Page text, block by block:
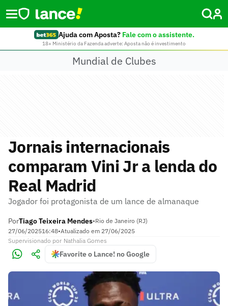
Ajuda com Aposta? Fale com o assistente.
18+ Ministério da Fazenda adverte: Aposta não é investimento
Mundial de Clubes
Jornais internacionais
comparam Vini Jr a lenda do
Real Madrid
Jogador foi protagonista de um lance de almanaque
PorTiago Teixeira Mendes•Rio de Janeiro (RJ)
27/06/202516:48•Atualizado em 27/06/2025
Supervisionado por Nathalia Gomes
Favorite o Lance! no Google